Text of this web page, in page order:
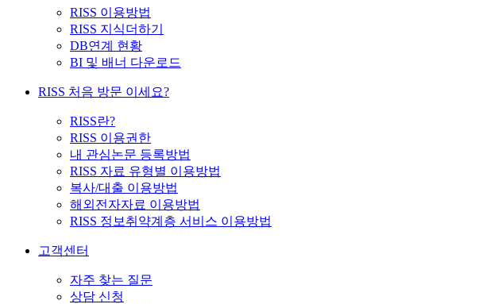
RISS 이용방법
RISS 지식더하기
DB연계 현황
BI 및 배너 다운로드
RISS 처음 방문 이세요?
RISS란?
RISS 이용권한
내 관심논문 등록방법
RISS 자료 유형별 이용방법
복사/대출 이용방법
해외전자자료 이용방법
RISS 정보취약계층 서비스 이용방법
고객센터
자주 찾는 질문
상담 신청